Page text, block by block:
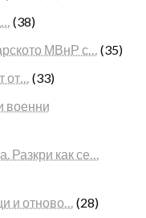
(38)
МВнР с… (35)
от… (33)
военни
Разкри как се…
и отново… (28)